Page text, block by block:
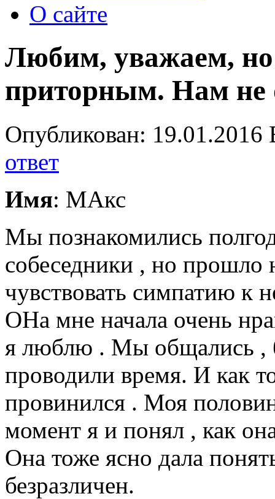
О сайте
Любим, уважаем, но
приторным. Нам не
Опубликован:
ответ
Имя: МАкс
Мы познакомились
собеседники , но прошло
чувствовать симпатию к
ОНа мне начала очень
я люблю . Мы общались ,
проводили время. И как
провинился . Моя
момент я и понял , как
Она тоже ясно дала
безразличен.